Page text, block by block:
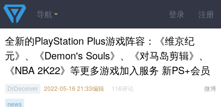
登录 注册
导航
全新的PlayStation Plus游戏阵容：《维京纪
元》、《Demon's Souls》、《对马岛剪辑》、
《NBA 2K22》等更多游戏加入服务 新PS+会员
微博
DrDeceiver 2022-05-16 21:33编辑 116评论
news